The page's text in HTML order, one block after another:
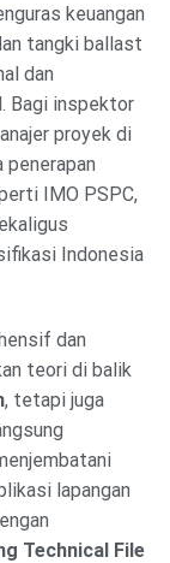
keuangan
tangki ballast
dan
Bagi inspektor
proyek di
IMO PSPC,
Indonesia
dan
teori di balik
, tetapi juga
lapangan
Technical File